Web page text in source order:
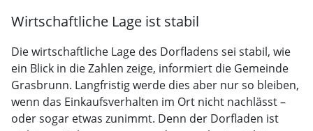
Wirtschaftliche Lage ist stabil
Die wirtschaftliche Lage des Dorfladens sei stabil, wie
ein Blick in die Zahlen zeige, informiert die Gemeinde
Grasbrunn. Langfristig werde dies aber nur so bleiben,
wenn das Einkaufsverhalten im Ort nicht nachlässt –
oder sogar etwas zunimmt. Denn der Dorfladen ist